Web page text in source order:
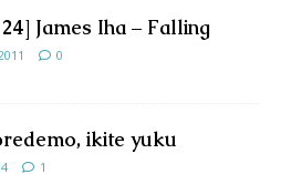
James Iha – Falling
0
ikite yuku
1